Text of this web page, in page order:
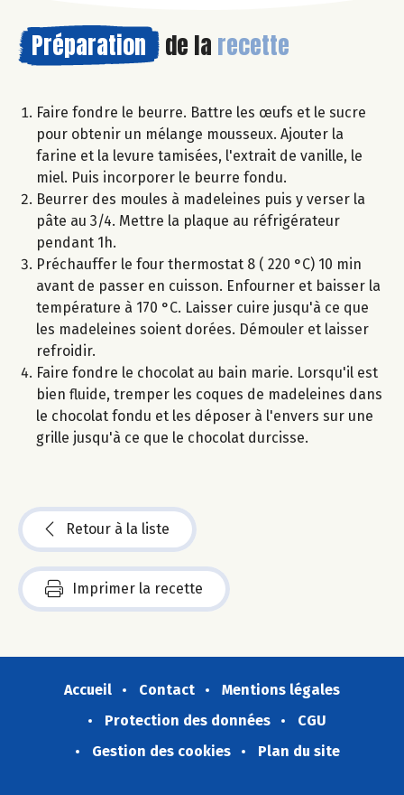
Préparation de la recette
Faire fondre le beurre. Battre les œufs et le sucre
pour obtenir un mélange mousseux. Ajouter la
farine et la levure tamisées, l'extrait de vanille, le
miel. Puis incorporer le beurre fondu.
Beurrer des moules à madeleines puis y verser la
pâte au 3/4. Mettre la plaque au réfrigérateur
pendant 1h.
Préchauffer le four thermostat 8 ( 220 °C) 10 min
avant de passer en cuisson. Enfourner et baisser la
température à 170 °C. Laisser cuire jusqu'à ce que
les madeleines soient dorées. Démouler et laisser
refroidir.
Faire fondre le chocolat au bain marie. Lorsqu'il est
bien fluide, tremper les coques de madeleines dans
le chocolat fondu et les déposer à l'envers sur une
grille jusqu'à ce que le chocolat durcisse.
Retour à la liste
Imprimer la recette
Accueil Contact
Mentions légales
Protection des données
CGU
Gestion des cookies
Plan du site